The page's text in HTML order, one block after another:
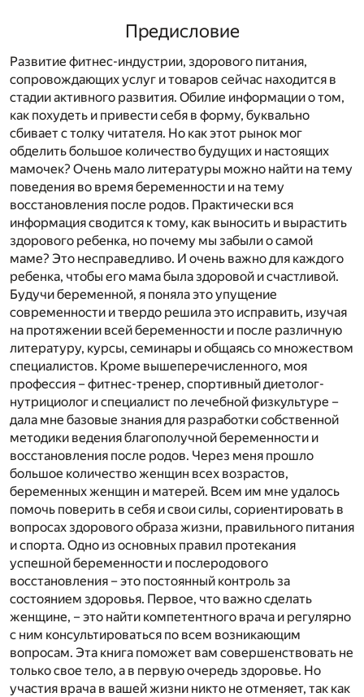
Предисловие
Развитие фитнес-индустрии, здорового питания,
сопровождающих услуг и товаров сейчас находится в
стадии активного развития. Обилие информации о том,
как похудеть и привести себя в форму, буквально
сбивает с толку читателя. Но как этот рынок мог
обделить большое количество будущих и настоящих
мамочек? Очень мало литературы можно найти на тему
поведения во время беременности и на тему
восстановления после родов. Практически вся
информация сводится к тому, как выносить и вырастить
здорового ребенка, но почему мы забыли о самой
маме? Это несправедливо. И очень важно для каждого
ребенка, чтобы его мама была здоровой и счастливой.
Будучи беременной, я поняла это упущение
современности и твердо решила это исправить, изучая
на протяжении всей беременности и после различную
литературу, курсы, семинары и общаясь со множеством
специалистов. Кроме вышеперечисленного, моя
профессия – фитнес-тренер, спортивный диетолог-
нутрициолог и специалист по лечебной физкультуре –
дала мне базовые знания для разработки собственной
методики ведения благополучной беременности и
восстановления после родов. Через меня прошло
большое количество женщин всех возрастов,
беременных женщин и матерей. Всем им мне удалось
помочь поверить в себя и свои силы, сориентировать в
вопросах здорового образа жизни, правильного питания
и спорта. Одно из основных правил протекания
успешной беременности и послеродового
восстановления – это постоянный контроль за
состоянием здоровья. Первое, что важно сделать
женщине, – это найти компетентного врача и регулярно
с ним консультироваться по всем возникающим
вопросам. Эта книга поможет вам совершенствовать не
только свое тело, а в первую очередь здоровье. Но
участия врача в вашей жизни никто не отменяет, так как